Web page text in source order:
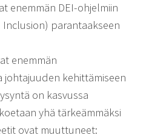
enemmän DEI-ohjelmiin
Inclusion) parantaakseen
enemmän
johtajuuden kehittämiseen
on kasvussa
yhä tärkeämmäksi
ovat muuttuneet: